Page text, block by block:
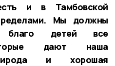
и в Тамбовской
Мы должны
благо детей все
дают наша
и хорошая